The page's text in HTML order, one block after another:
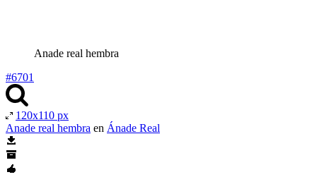
Anade real hembra
#6701
120x110 px
Anade real hembra en Ánade Real